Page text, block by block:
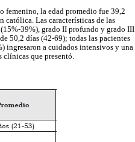
femenino, la edad promedio fue 39,2
católica. Las características de las
39%), grado II profundo y grado III.
50,2 días (42-69); todas las pacientes
ingresaron a cuidados intensivos y una
que presentó.